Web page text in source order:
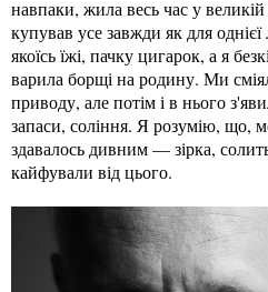
навпаки, жила весь час у
купував усе завжди як для
якоїсь їжі, пачку цигарок, а я
варила борщі на родину. Ми
приводу, але потім і в нього
запаси, соління. Я розумію, що,
здавалось дивним — зірка,
кайфували від цього.